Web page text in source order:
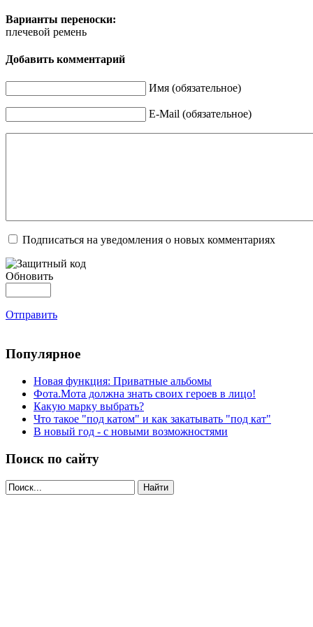
Варианты переноски:
плечевой ремень
Добавить комментарий
Имя (обязательное)
E-Mail (обязательное)
Подписаться на уведомления о новых комментариях
Обновить
Отправить
Популярное
Новая функция: Приватные альбомы
Фота.Мота должна знать своих героев в лицо!
Какую марку выбрать?
Что такое "под катом" и как закатывать "под кат"
В новый год - с новыми возможностями
Поиск по сайту
Найти